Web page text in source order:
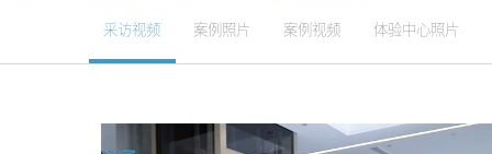
采访视频 案例照片 案例视频 体验中心照片